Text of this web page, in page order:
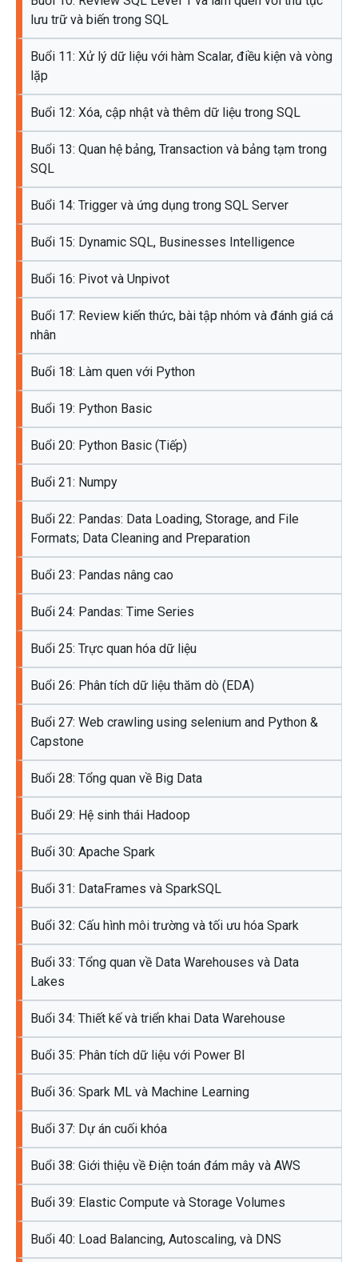
lưu trữ và biến trong SQL
Buổi 11: Xử lý dữ liệu với hàm Scalar, điều kiện và vòng
lặp
Buổi 12: Xóa, cập nhật và thêm dữ liệu trong SQL
Buổi 13: Quan hệ bảng, Transaction và bảng tạm trong
SQL
Buổi 14: Trigger và ứng dụng trong SQL Server
Buổi 15: Dynamic SQL, Businesses Intelligence
Buổi 16: Pivot và Unpivot
Buổi 17: Review kiến thức, bài tập nhóm và đánh giá cá
nhân
Buổi 18: Làm quen với Python
Buổi 19: Python Basic
Buổi 20: Python Basic (Tiếp)
Buổi 21: Numpy
Buổi 22: Pandas: Data Loading, Storage, and File
Formats; Data Cleaning and Preparation
Buổi 23: Pandas nâng cao
Buổi 24: Pandas: Time Series
Buổi 25: Trực quan hóa dữ liệu
Buổi 26: Phân tích dữ liệu thăm dò (EDA)
Buổi 27: Web crawling using selenium and Python &
Capstone
Buổi 28: Tổng quan về Big Data
Buổi 29: Hệ sinh thái Hadoop
Buổi 30: Apache Spark
Buổi 31: DataFrames và SparkSQL
Buổi 32: Cấu hình môi trường và tối ưu hóa Spark
Buổi 33: Tổng quan về Data Warehouses và Data
Lakes
Buổi 34: Thiết kế và triển khai Data Warehouse
Buổi 35: Phân tích dữ liệu với Power BI
Buổi 36: Spark ML và Machine Learning
Buổi 37: Dự án cuối khóa
Buổi 38: Giới thiệu về Điện toán đám mây và AWS
Buổi 39: Elastic Compute và Storage Volumes
Buổi 40: Load Balancing, Autoscaling, và DNS